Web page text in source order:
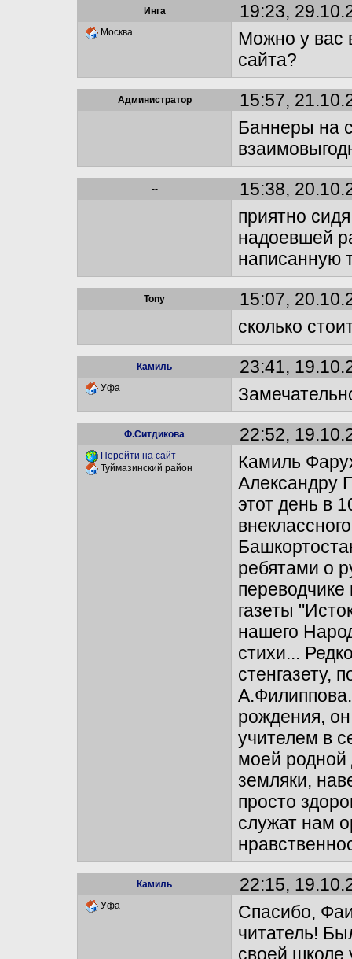
Инга 19:23,
Москва
Можно у вас
сайтa?
Администратор
15:57,
Баннеры на
--
15:38,
приятно
надоевшей
написанную
Tony
15:07,
сколько
Камиль 23:41,
Уфа
Ф.Ситдикова 22:52,
Перейти на сайт
Туймазинский район
Камиль
Александру
этот день в
ребятами о
переводчике
газеты
нашего
стихи...
стенгазету,
рождения,
учителем в
моей родной
земляки,
просто
служат нам
Камиль 22:15,
Уфа
Спасибо,
читатель!
своей школе